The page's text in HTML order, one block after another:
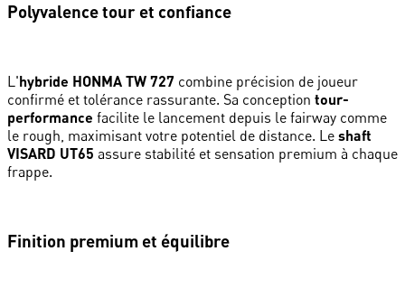
Polyvalence tour et confiance
L'hybride HONMA TW 727 combine précision de joueur
confirmé et tolérance rassurante. Sa conception tour-
performance facilite le lancement depuis le fairway comme
le rough, maximisant votre potentiel de distance. Le shaft
VISARD UT65 assure stabilité et sensation premium à chaque
frappe.
Finition premium et équilibre